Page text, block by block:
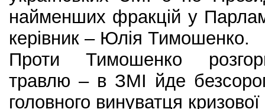
найменших фракцій у
керівник – Юлія Тимошенко.
Проти Тимошенко
травлю – в ЗМІ йде
головного винуватця кризової